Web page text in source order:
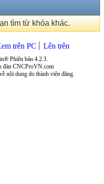
tìm từ khóa khác.
trên PC Lên trên
Phiên bản 4.2.3.
đàn CNCProVN.com
nội dung do thành viên đăng.